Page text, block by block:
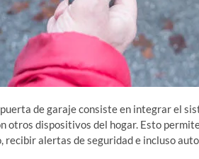
de garaje consiste en integrar el
otros dispositivos del hogar. Esto
recibir alertas de seguridad e incluso